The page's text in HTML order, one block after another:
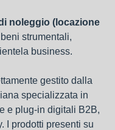
noleggio (locazione
strumentali,
business.
gestito dalla
specializzata in
e plug-in digitali B2B,
I prodotti presenti su